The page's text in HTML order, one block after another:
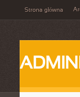
Strona główna